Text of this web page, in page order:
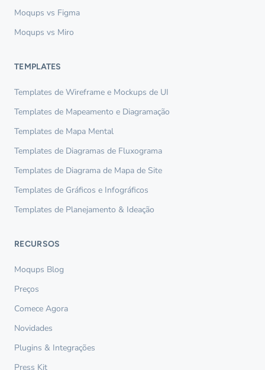
Moqups vs Figma
Moqups vs Miro
TEMPLATES
Templates de Wireframe e Mockups de UI
Templates de Mapeamento e Diagramação
Templates de Mapa Mental
Templates de Diagramas de Fluxograma
Templates de Diagrama de Mapa de Site
Templates de Gráficos e Infográficos
Templates de Planejamento & Ideação
RECURSOS
Moqups Blog
Preços
Comece Agora
Novidades
Plugins & Integrações
Press Kit